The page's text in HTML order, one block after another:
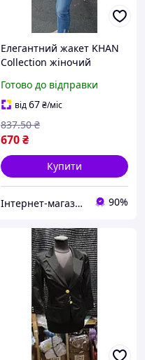
Елегантний жакет KHAN
Collection жіночий
рукавом 3/4 з якісної
тканини
Готово до відправки
від67₴/міс
670₴
837.50 ₴
Купити
Інтернет-магазин Clothes-Mall 90%